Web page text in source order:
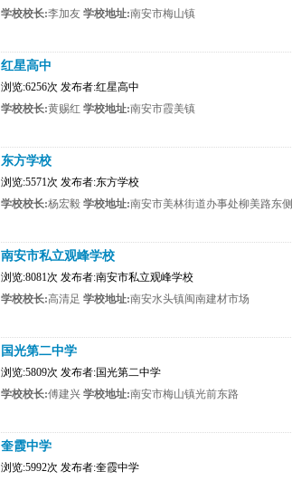
学校校长:李加友 学校地址:南安市梅山镇
红星高中
浏览:6256次 发布者:红星高中
学校校长:黄赐红 学校地址:南安市霞美镇
东方学校
浏览:5571次 发布者:东方学校
学校校长:杨宏毅 学校地址:南安市美林街道办事处柳美路东侧
南安市私立观峰学校
浏览:8081次 发布者:南安市私立观峰学校
学校校长:高清足 学校地址:南安水头镇闽南建材市场
国光第二中学
浏览:5809次 发布者:国光第二中学
学校校长:傅建兴 学校地址:南安市梅山镇光前东路
奎霞中学
浏览:5992次 发布者:奎霞中学